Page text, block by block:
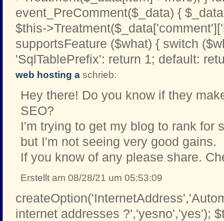
event_PreComment($_data) {
$this-
supportsFeature ($what) { switch
'SqlTablePrefix': return 1; default:
web hosting a schrieb:
Hey there! Do you know if they
SEO?
I'm trying to get my blog to rank for
but I'm not seeing very good gains.
If you know of any please share.
Erstellt am 08/28/21 um 05:53:09
internet addresses ?','yesno','yes');